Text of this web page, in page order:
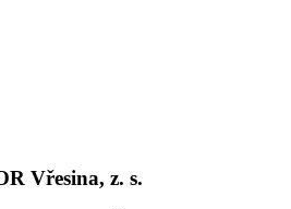
Vřesina, z. s.